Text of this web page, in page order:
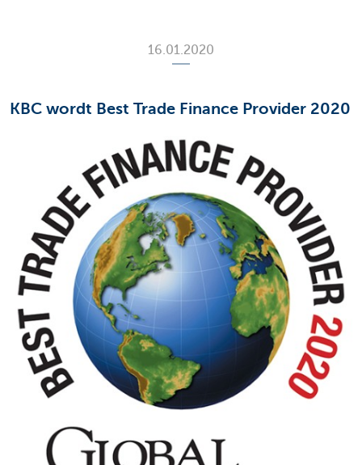
16.01.2020
KBC wordt Best Trade Finance Provider 2020